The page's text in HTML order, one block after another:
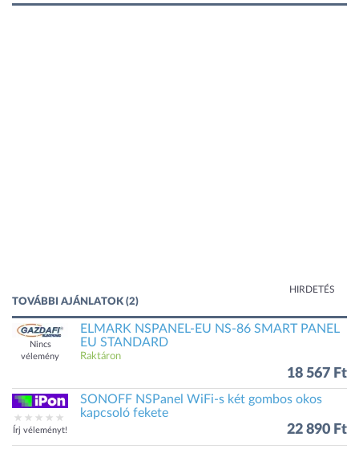
HIRDETÉS
TOVÁBBI AJÁNLATOK (2)
Nincs
vélemény
ELMARK NSPANEL-EU NS-86 SMART PANEL
EU STANDARD
Raktáron
18 567 Ft
Írj véleményt!
SONOFF NSPanel WiFi-s két gombos okos
kapcsoló fekete
22 890 Ft